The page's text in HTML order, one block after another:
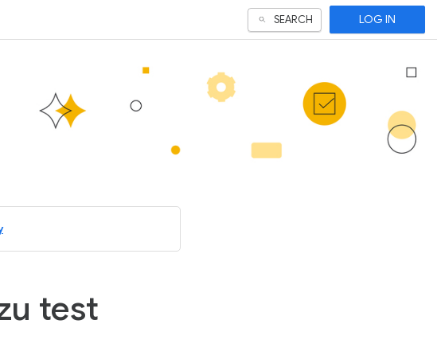
SEARCH LOG IN
test